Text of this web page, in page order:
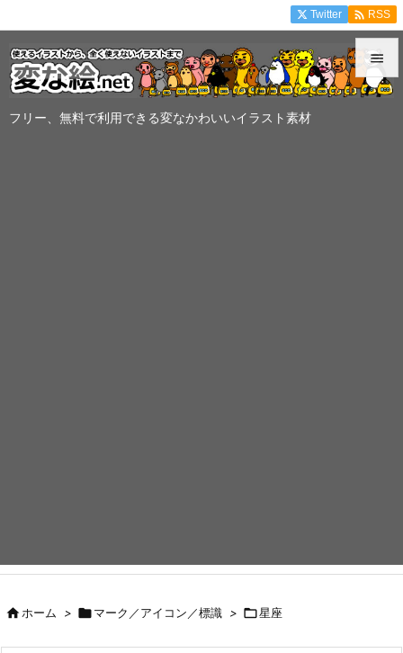
フリー、無料で利用できる変なかわいいイラスト素材


Twitter  RSS
ホーム > マーク／アイコン／標識 > 星座